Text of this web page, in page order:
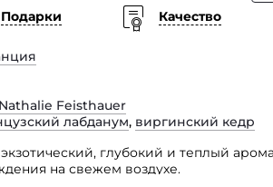
Подарки Качество
Nathalie Feisthauer
лабданум, виргинский кедр
глубокий и теплый
на свежем воздухе.